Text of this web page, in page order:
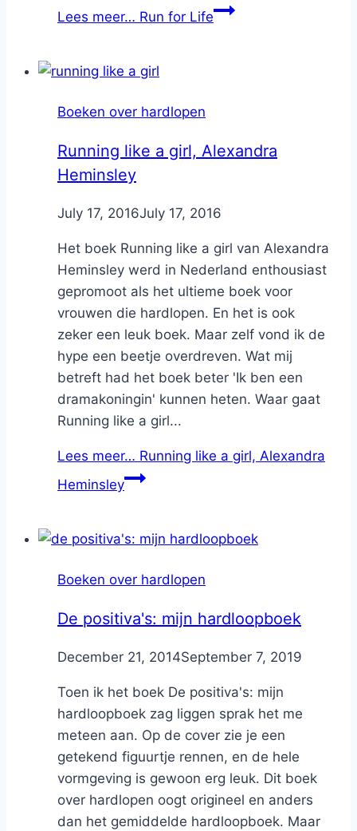
Lees meer… Run for Life
Boeken over hardlopen
Running like a girl, Alexandra
Heminsley
ByNicole
July 17, 2016July 17, 2016
Het boek Running like a girl van Alexandra
Heminsley werd in Nederland enthousiast
gepromoot als het ultieme boek voor
vrouwen die hardlopen. En het is ook
zeker een leuk boek. Maar zelf vond ik de
hype een beetje overdreven. Wat mij
betreft had het boek beter 'Ik ben een
dramakoningin' kunnen heten. Waar gaat
Running like a girl...
Lees meer… Running like a girl, Alexandra
Heminsley
Boeken over hardlopen
De positiva's: mijn hardloopboek
ByNicole
December 21, 2014September 7, 2019
Toen ik het boek De positiva's: mijn
hardloopboek zag liggen sprak het me
meteen aan. Op de cover zie je een
getekend figuurtje rennen, en de hele
vormgeving is gewoon erg leuk. Dit boek
over hardlopen oogt origineel en anders
dan het gemiddelde hardloopboek. Maar